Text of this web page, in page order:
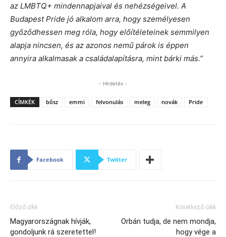
az LMBTQ+ mindennapjaival és nehézségeivel. A
Budapest Pride jó alkalom arra, hogy személyesen
győződhessen meg róla, hogy előítéleteinek semmilyen
alapja nincsen, és az azonos nemű párok is éppen
annyira alkalmasak a családalapításra, mint bárki más.”
- Hirdetés -
CÍMKÉK bősz emmi felvonulás meleg novák Pride
Facebook Twitter
Előző cikk
Magyarországnak hívják,
gondoljunk rá szeretettel!
Következő cikk
Orbán tudja, de nem mondja,
hogy vége a